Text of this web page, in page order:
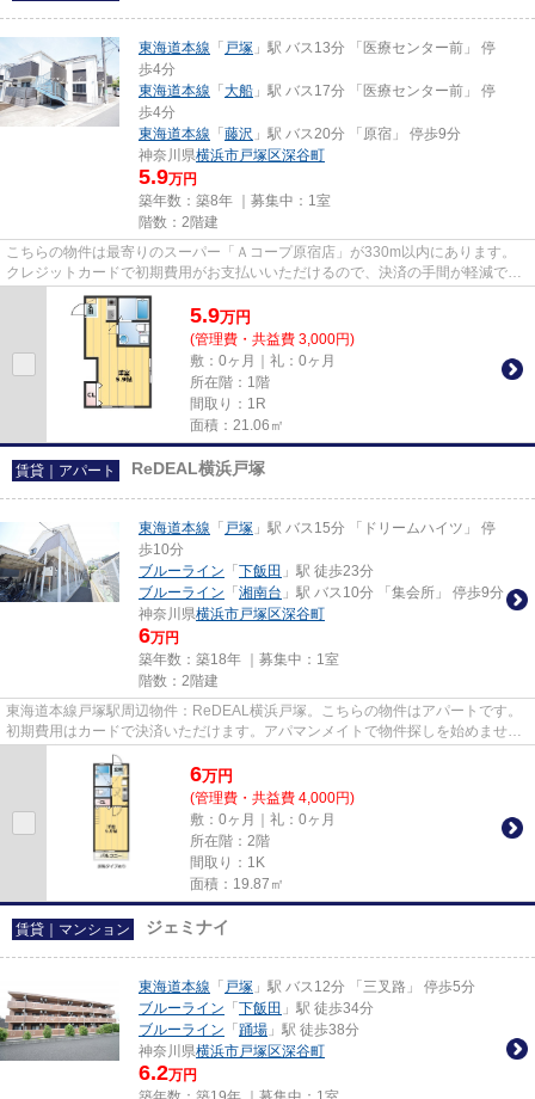
東海道本線 「 戸塚 」駅 バス13分 「医療センター前」 停
歩4分
東海道本線 「 大船 」駅 バス17分 「医療センター前」 停
歩4分
東海道本線 「 藤沢 」駅 バス20分 「原宿」 停歩9分
神奈川県横浜市戸塚区深谷町
5.9万円
築年数：築8年 ｜募集中： 1室
階数：2階建
こちらの物件は最寄りのスーパー「Ａコープ原宿店」が330m以内にあります。
クレジットカードで初期費用がお支払いいただけるので、決済の手間が軽減でき
ます。こちらの物件はアパート...
5.9万円
(管理費・共益費 3,000円)
敷：0ヶ月｜礼：0ヶ月
所在階：1階
間取り：1R
面積：21.06㎡
賃貸｜アパート ReDEAL横浜戸塚
東海道本線 「 戸塚 」駅 バス15分 「ドリームハイツ」 停
歩10分
ブルーライン 「 下飯田 」駅 徒歩23分
ブルーライン 「 湘南台 」駅 バス10分 「集会所」 停歩9分
神奈川県横浜市戸塚区深谷町
6万円
築年数：築18年 ｜募集中： 1室
階数：2階建
東海道本線戸塚駅周辺物件：ReDEAL横浜戸塚。こちらの物件はアパートです。
初期費用はカードで決済いただけます。アパマンメイトで物件探しを始めません
か。お客様の数多くのニーズに...
6万円
(管理費・共益費 4,000円)
敷：0ヶ月｜礼：0ヶ月
所在階：2階
間取り：1K
面積：19.87㎡
賃貸｜マンション ジェミナイ
東海道本線 「 戸塚 」駅 バス12分 「三叉路」 停歩5分
ブルーライン 「 下飯田 」駅 徒歩34分
ブルーライン 「 踊場 」駅 徒歩38分
神奈川県横浜市戸塚区深谷町
6.2万円